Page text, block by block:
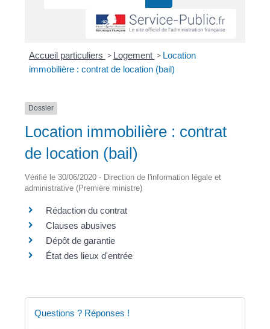
Accueil particuliers > Logement > Location
immobilière : contrat de location (bail)
Dossier
Location immobilière : contrat
de location (bail)
Vérifié le 30/06/2020 - Direction de l'information légale et
administrative (Première ministre)
Rédaction du contrat
Clauses abusives
Dépôt de garantie
État des lieux d'entrée
Questions ? Réponses !